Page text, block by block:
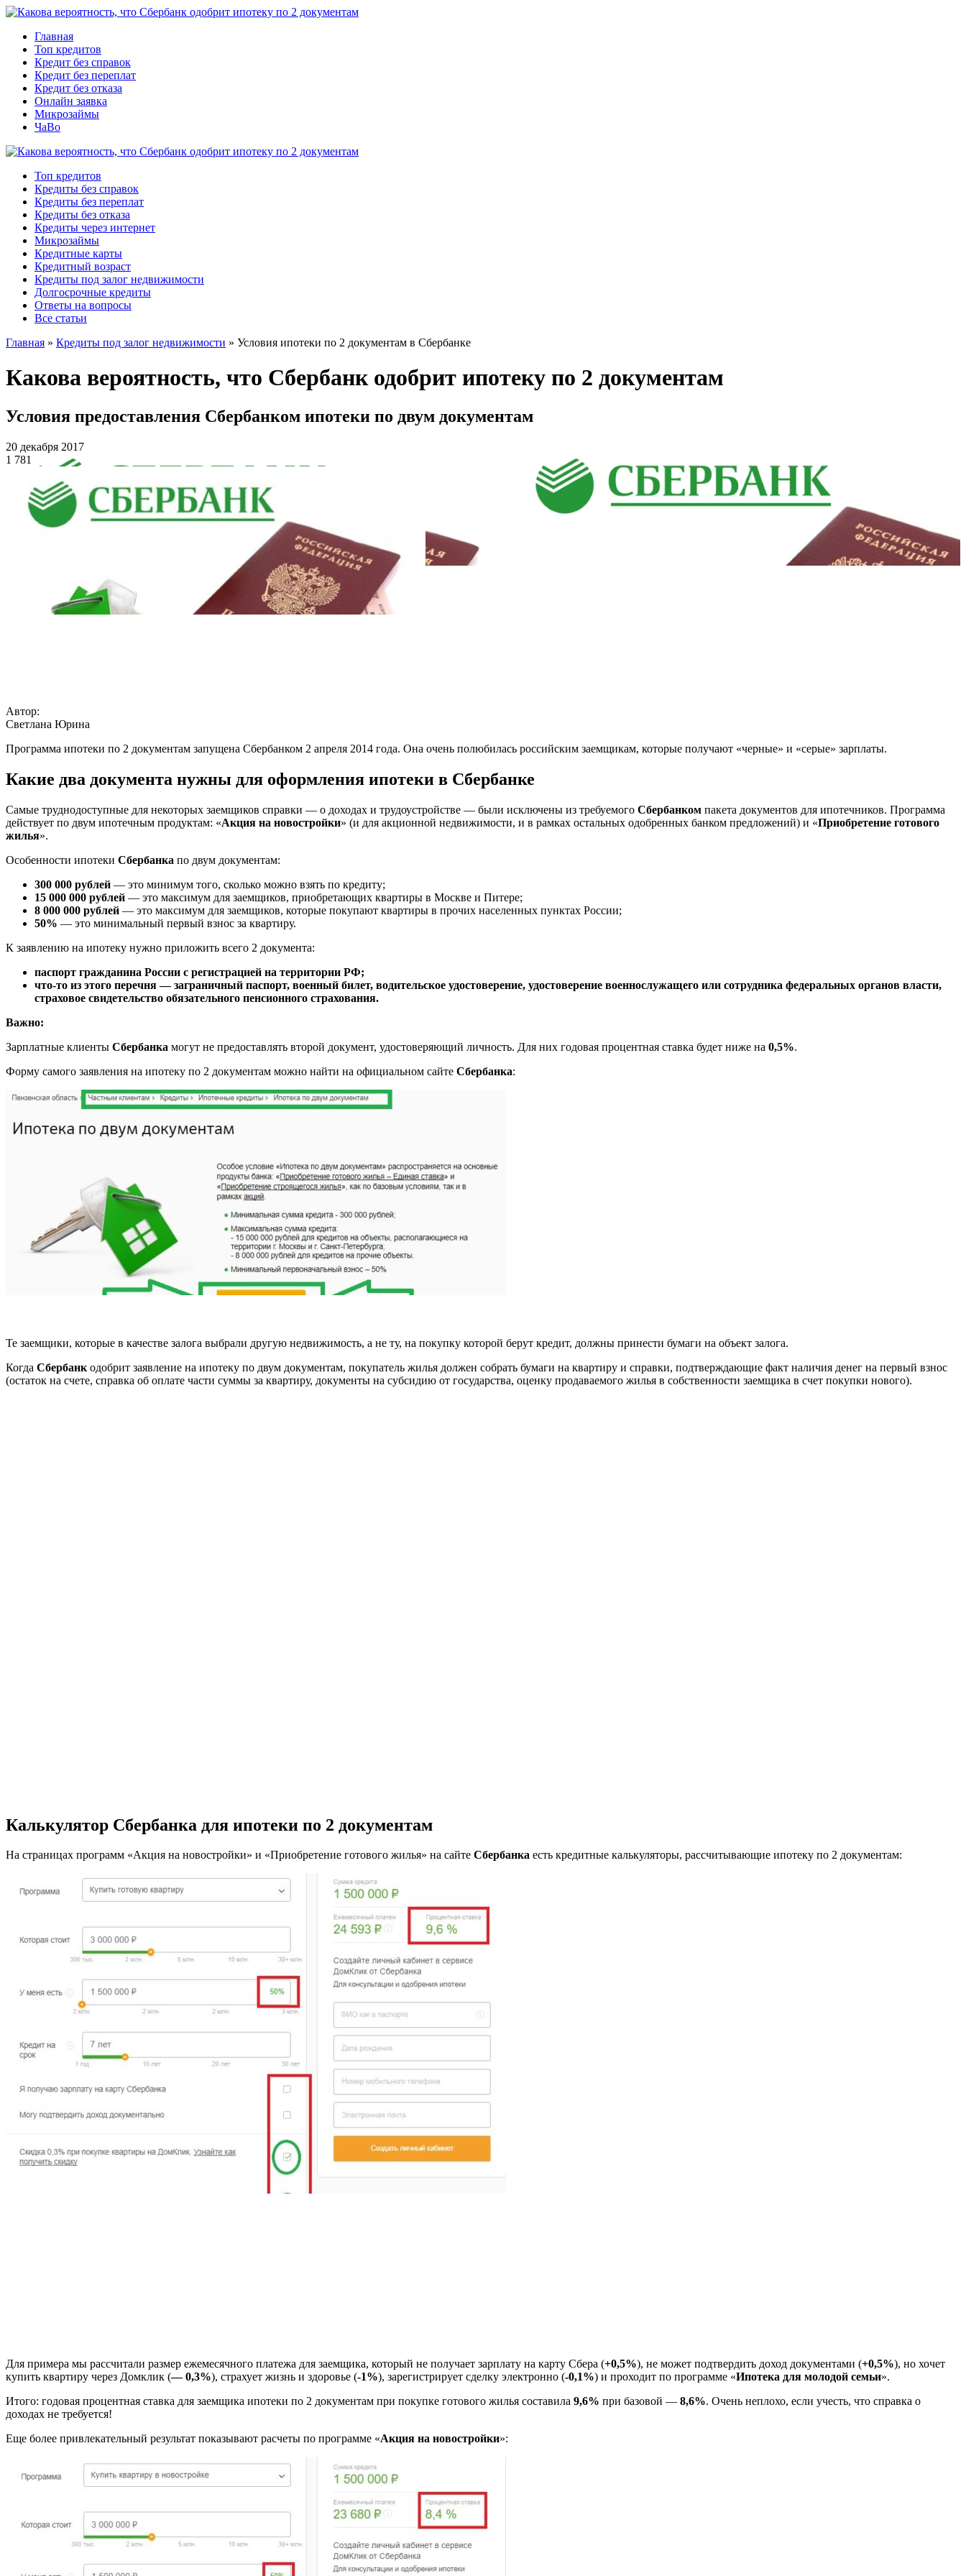
Главная
Топ кредитов
Кредит без справок
Кредит без переплат
Кредит без отказа
Онлайн заявка
Микрозаймы
ЧаВо
Топ кредитов
Кредиты без справок
Кредиты без переплат
Кредиты без отказа
Кредиты через интернет
Микрозаймы
Кредитные карты
Кредитный возраст
Кредиты под залог недвижимости
Долгосрочные кредиты
Ответы на вопросы
Все статьи
Главная » Кредиты под залог недвижимости » Условия ипотеки по 2 документам в Сбербанке
Какова вероятность, что Сбербанк одобрит ипотеку по 2 документам
Условия предоставления Сбербанком ипотеки по двум документам
20 декабря 2017
1 781
Автор:
Светлана Юрина
Программа ипотеки по 2 документам запущена Сбербанком 2 апреля 2014 года. Она очень полюбилась российским заемщикам, которые получают «черные» и «серые» зарплаты.
Какие два документа нужны для оформления ипотеки в Сбербанке
Самые труднодоступные для некоторых заемщиков справки — о доходах и трудоустройстве — были исключены из требуемого Сбербанком пакета документов для ипотечников. Программа
действует по двум ипотечным продуктам: «Акция на новостройки» (и для акционной недвижимости, и в рамках остальных одобренных банком предложений) и «Приобретение готового
жилья».
Особенности ипотеки Сбербанка по двум документам:
300 000 рублей — это минимум того, сколько можно взять по кредиту;
15 000 000 рублей — это максимум для заемщиков, приобретающих квартиры в Москве и Питере;
8 000 000 рублей — это максимум для заемщиков, которые покупают квартиры в прочих населенных пунктах России;
50% — это минимальный первый взнос за квартиру.
К заявлению на ипотеку нужно приложить всего 2 документа:
паспорт гражданина России с регистрацией на территории РФ;
что-то из этого перечня — заграничный паспорт, военный билет, водительское удостоверение, удостоверение военнослужащего или сотрудника федеральных органов власти,
страховое свидетельство обязательного пенсионного страхования.
Важно:
Зарплатные клиенты Сбербанка могут не предоставлять второй документ, удостоверяющий личность. Для них годовая процентная ставка будет ниже на 0,5%.
Форму самого заявления на ипотеку по 2 документам можно найти на официальном сайте Сбербанка:
Те заемщики, которые в качестве залога выбрали другую недвижимость, а не ту, на покупку которой берут кредит, должны принести бумаги на объект залога.
Когда Сбербанк одобрит заявление на ипотеку по двум документам, покупатель жилья должен собрать бумаги на квартиру и справки, подтверждающие факт наличия денег на первый взнос
(остаток на счете, справка об оплате части суммы за квартиру, документы на субсидию от государства, оценку продаваемого жилья в собственности заемщика в счет покупки нового).
Калькулятор Сбербанка для ипотеки по 2 документам
На страницах программ «Акция на новостройки» и «Приобретение готового жилья» на сайте Сбербанка есть кредитные калькуляторы, рассчитывающие ипотеку по 2 документам:
Для примера мы рассчитали размер ежемесячного платежа для заемщика, который не получает зарплату на карту Сбера (+0,5%), не может подтвердить доход документами (+0,5%), но хочет
купить квартиру через Домклик (— 0,3%), страхует жизнь и здоровье (-1%), зарегистрирует сделку электронно (-0,1%) и проходит по программе «Ипотека для молодой семьи».
Итого: годовая процентная ставка для заемщика ипотеки по 2 документам при покупке готового жилья составила 9,6% при базовой — 8,6%. Очень неплохо, если учесть, что справка о
доходах не требуется!
Еще более привлекательный результат показывают расчеты по программе «Акция на новостройки»: